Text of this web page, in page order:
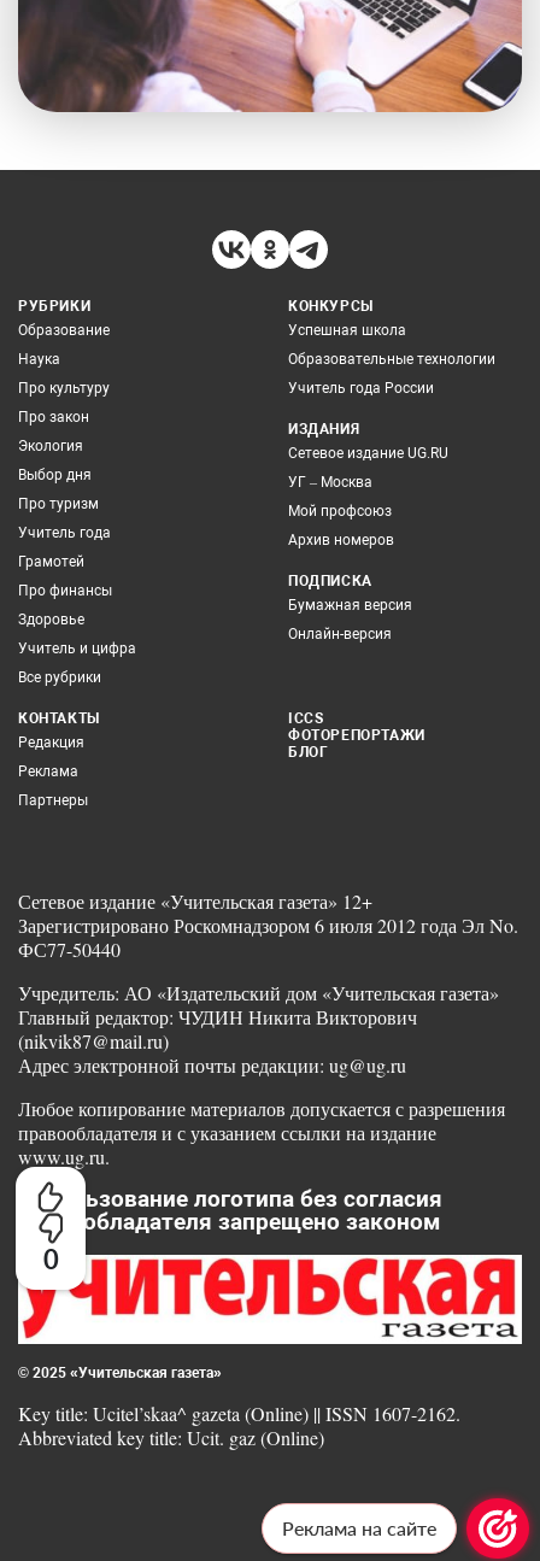
0
РУБРИКИ
Образование
Наука
Про культуру
Про закон
Экология
Выбор дня
Про туризм
Учитель года
Грамотей
Про финансы
Здоровье
Учитель и цифра
Все рубрики
КОНКУРСЫ
Успешная школа
Образовательные технологии
Учитель года России
ИЗДАНИЯ
Сетевое издание UG.RU
УГ – Москва
Мой профсоюз
Архив номеров
ПОДПИСКА
Бумажная версия
Онлайн-версия
КОНТАКТЫ
Редакция
Реклама
Партнеры
ICCS
ФОТОРЕПОРТАЖИ
БЛОГ
Сетевое издание «Учительская газета» 12+
Зарегистрировано Роскомнадзором 6 июля 2012 года Эл No.
ФС77-50440
Учредитель: АО «Издательский дом «Учительская газета»
Главный редактор: ЧУДИН Никита Викторович
(nikvik87@mail.ru)
Адрес электронной почты редакции: ug@ug.ru
Любое копирование материалов допускается с разрешения
правообладателя и с указанием ссылки на издание
www.ug.ru.
Использование логотипа без согласия
правообладателя запрещено законом
© 2025 «Учительская газета»
Key title: Ucitel’skaa^ gazeta (Online) || ISSN 1607-2162.
Abbreviated key title: Ucit. gaz (Online)
Реклама на сайте